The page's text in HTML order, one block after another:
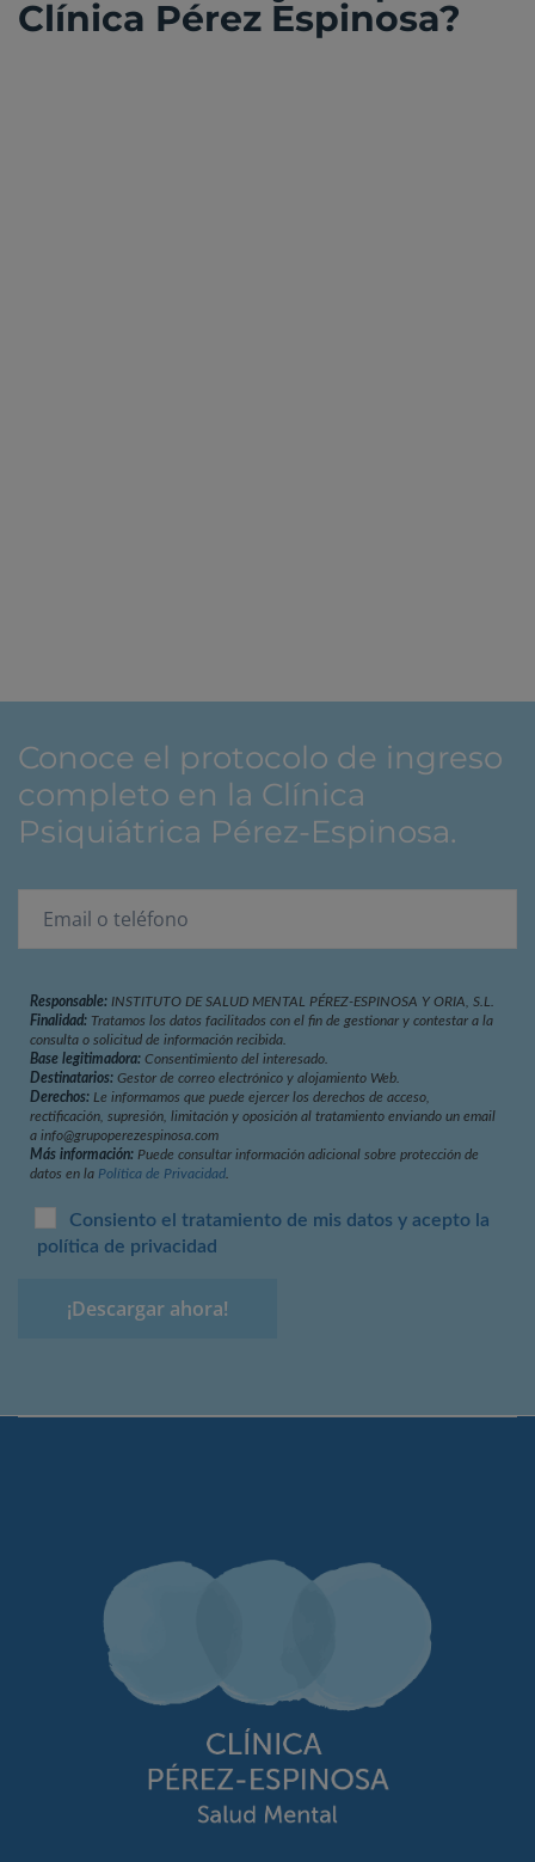
Clínica Pérez Espinosa?
Conoce el protocolo de ingreso
completo en la Clínica
Psiquiátrica Pérez-Espinosa.
Responsable: INSTITUTO DE SALUD MENTAL PÉREZ-ESPINOSA Y ORIA, S.L.
Finalidad: Tratamos los datos facilitados con el fin de gestionar y contestar a la
consulta o solicitud de información recibida.
Base legitimadora: Consentimiento del interesado.
Destinatarios: Gestor de correo electrónico y alojamiento Web.
Derechos: Le informamos que puede ejercer los derechos de acceso,
rectificación, supresión, limitación y oposición al tratamiento enviando un email
a info@grupoperezespinosa.com
Más información: Puede consultar información adicional sobre protección de
datos en la Política de Privacidad
Consiento el tratamiento de mis datos y acepto la
política de privacidad